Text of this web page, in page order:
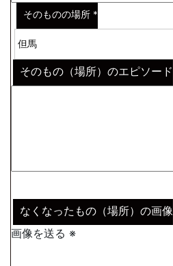
そのものの場所 *
そのもの（場所）のエピソード
なくなったもの（場所）の画像
画像を送る ※